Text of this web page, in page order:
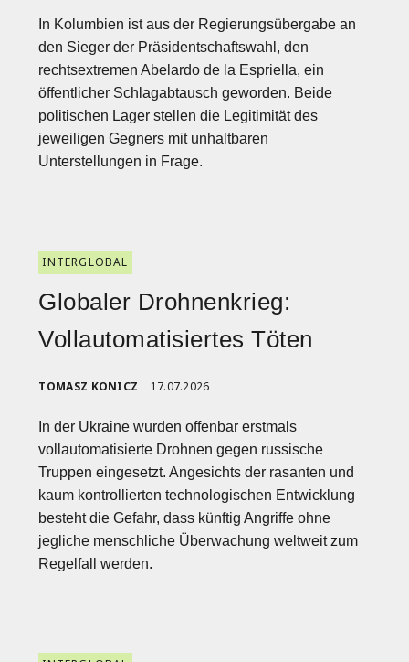
In Kolumbien ist aus der Regierungsübergabe an
den Sieger der Präsidentschaftswahl, den
rechtsextremen Abelardo de la Espriella, ein
öffentlicher Schlagabtausch geworden. Beide
politischen Lager stellen die Legitimität des
jeweiligen Gegners mit unhaltbaren
Unterstellungen in Frage.
INTERGLOBAL
Globaler Drohnenkrieg:
Vollautomatisiertes Töten
TOMASZ KONICZ 17.07.2026
In der Ukraine wurden offenbar erstmals
vollautomatisierte Drohnen gegen russische
Truppen eingesetzt. Angesichts der rasanten und
kaum kontrollierten technologischen Entwicklung
besteht die Gefahr, dass künftig Angriffe ohne
jegliche menschliche Überwachung weltweit zum
Regelfall werden.